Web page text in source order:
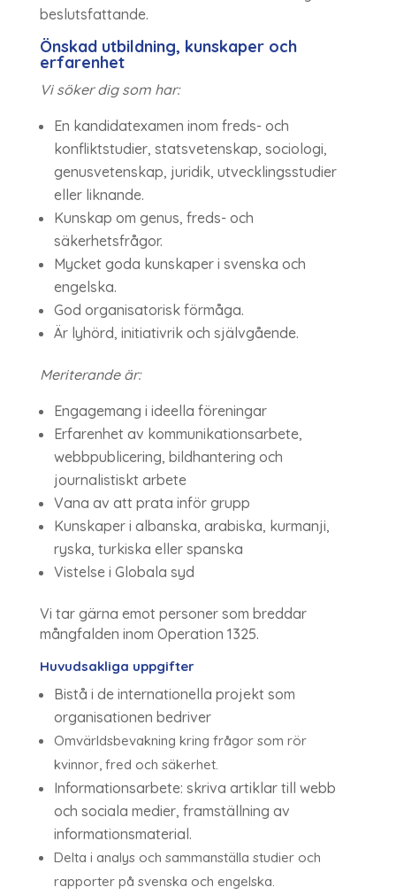
beslutsfattande.
Önskad utbildning, kunskaper och
erfarenhet
Vi söker dig som har:
En kandidatexamen inom freds- och
konfliktstudier, statsvetenskap, sociologi,
genusvetenskap, juridik, utvecklingsstudier
eller liknande.
Kunskap om genus, freds- och
säkerhetsfrågor.
Mycket goda kunskaper i svenska och
engelska.
God organisatorisk förmåga.
Är lyhörd, initiativrik och självgående.
Meriterande är:
Engagemang i ideella föreningar
Erfarenhet av kommunikationsarbete,
webbpublicering, bildhantering och
journalistiskt arbete
Vana av att prata inför grupp
Kunskaper i albanska, arabiska, kurmanji,
ryska, turkiska eller spanska
Vistelse i Globala syd
Vi tar gärna emot personer som breddar
mångfalden inom Operation 1325.
Huvudsakliga uppgifter
Bistå i de internationella projekt som
organisationen bedriver
Omvärldsbevakning kring frågor som rör
kvinnor, fred och säkerhet.
Informationsarbete: skriva artiklar till webb
och sociala medier, framställning av
informationsmaterial.
Delta i analys och sammanställa studier och
rapporter på svenska och engelska.